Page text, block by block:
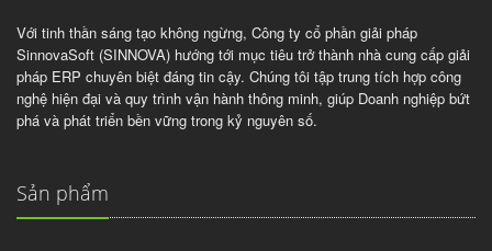
Với tinh thần sáng tạo không ngừng, Công ty cổ phần giải pháp
SinnovaSoft (SINNOVA) hướng tới mục tiêu trở thành nhà cung cấp giải
pháp ERP chuyên biệt đáng tin cậy. Chúng tôi tập trung tích hợp công
nghệ hiện đại và quy trình vận hành thông minh, giúp Doanh nghiệp bứt
phá và phát triển bền vững trong kỷ nguyên số.
Sản phẩm